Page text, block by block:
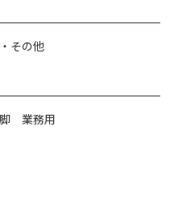
その他
業務用